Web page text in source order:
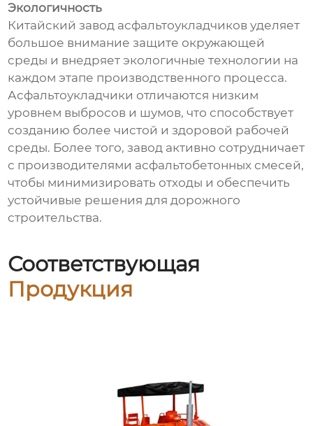
Экологичность
Китайский завод асфальтоукладчиков уделяет
большое внимание защите окружающей
среды и внедряет экологичные технологии на
каждом этапе производственного процесса.
Асфальтоукладчики отличаются низким
уровнем выбросов и шумов, что способствует
созданию более чистой и здоровой рабочей
среды. Более того, завод активно сотрудничает
с производителями асфальтобетонных смесей,
чтобы минимизировать отходы и обеспечить
устойчивые решения для дорожного
строительства.
Соответствующая
Продукция